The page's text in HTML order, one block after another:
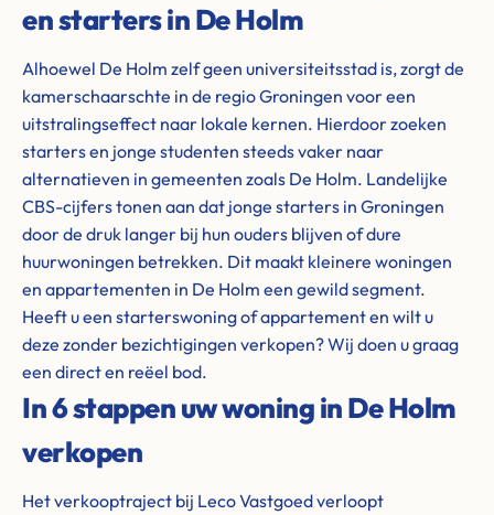
en starters in De Holm
Alhoewel De Holm zelf geen universiteitsstad is, zorgt de
kamerschaarschte in de regio Groningen voor een
uitstralingseffect naar lokale kernen. Hierdoor zoeken
starters en jonge studenten steeds vaker naar
alternatieven in gemeenten zoals De Holm. Landelijke
CBS-cijfers tonen aan dat jonge starters in Groningen
door de druk langer bij hun ouders blijven of dure
huurwoningen betrekken. Dit maakt kleinere woningen
en appartementen in De Holm een gewild segment.
Heeft u een starterswoning of appartement en wilt u
deze zonder bezichtigingen verkopen? Wij doen u graag
een direct en reëel bod.
In 6 stappen uw woning in De Holm
verkopen
Het verkooptraject bij Leco Vastgoed verloopt